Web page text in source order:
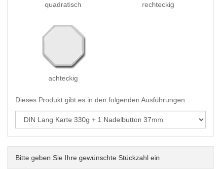
quadratisch rechteckig
achteckig
Dieses Produkt gibt es in den folgenden Ausführungen
Bitte geben Sie Ihre gewünschte Stückzahl ein